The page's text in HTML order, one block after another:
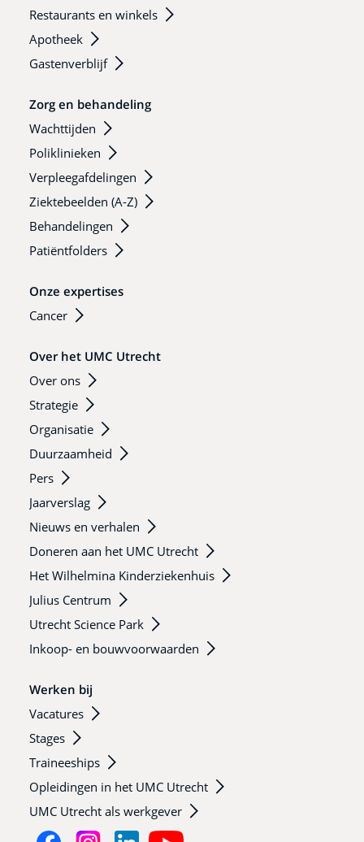
Restaurants en winkels
Apotheek
Gastenverblijf
Zorg en behandeling
Wachttijden
Poliklinieken
Verpleegafdelingen
Ziektebeelden (A-Z)
Behandelingen
Patiëntfolders
Onze expertises
Cancer
Over het UMC Utrecht
Over ons
Strategie
Organisatie
Duurzaamheid
Pers
Jaarverslag
Nieuws en verhalen
Doneren aan het UMC Utrecht
Het Wilhelmina Kinderziekenhuis
Julius Centrum
Utrecht Science Park
Inkoop- en bouwvoorwaarden
Werken bij
Vacatures
Stages
Traineeships
Opleidingen in het UMC Utrecht
UMC Utrecht als werkgever